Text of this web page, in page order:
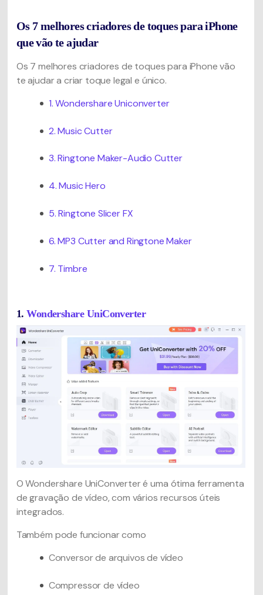
Os 7 melhores criadores de toques para iPhone
que vão te ajudar
Os 7 melhores criadores de toques para iPhone vão
te ajudar a criar toque legal e único.
1. Wondershare Uniconverter
2. Music Cutter
3. Ringtone Maker-Audio Cutter
4. Music Hero
5. Ringtone Slicer FX
6. MP3 Cutter and Ringtone Maker
7. Timbre
1. Wondershare UniConverter
O Wondershare UniConverter é uma ótima ferramenta
de gravação de vídeo, com vários recursos úteis
integrados.
Também pode funcionar como
Conversor de arquivos de vídeo
Compressor de vídeo